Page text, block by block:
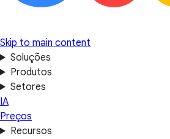
Skip to main content
Soluções
Produtos
Setores
IA
Preços
Recursos